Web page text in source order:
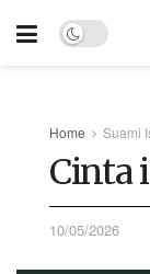
Home Suami
Cinta
10/05/2026